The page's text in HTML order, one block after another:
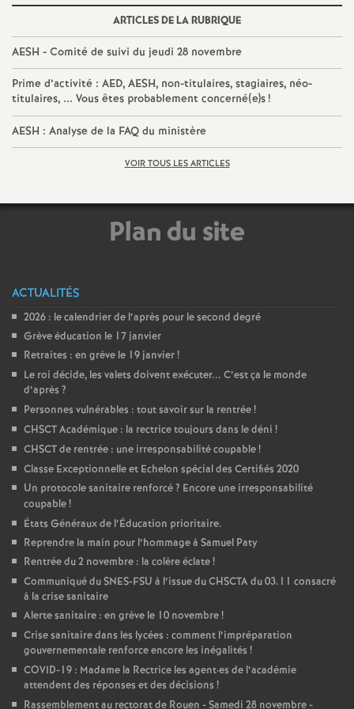
é
O
r
l
é
s
o
u
r
ARTICLES DE LA RUBRIQUE
AESH - Comité de suivi du jeudi 28 novembre
Prime d’activité : AED, AESH, non-titulaires, stagiaires, néo-
titulaires, ... Vous êtes probablement concerné(e)s!
AESH : Analyse de la FAQ du ministère
VOIR TOUS LES ARTICLES
Plan du site
ACTUALITÉS
2026 : le calendrier de l’après pour le second degré
Grève éducation le 17 janvier
Retraites : en grève le 19 janvier!
Le roi décide, les valets doivent exécuter... C’est ça le monde
d’après ?
Personnes vulnérables : tout savoir sur la rentrée!
CHSCT Académique : la rectrice toujours dans le déni !
CHSCT de rentrée : une irresponsabilité coupable!
Classe Exceptionnelle et Echelon spécial des Certifiés 2020
Un protocole sanitaire renforcé? Encore une irresponsabilité
coupable!
États Généraux de l’Éducation prioritaire.
Reprendre la main pour l’hommage à Samuel Paty
Rentrée du 2 novembre : la colère éclate!
Communiqué du SNES-FSU à l’issue du CHSCTA du 03.11 consacré
à la crise sanitaire
Alerte sanitaire : en grève le 10 novembre!
Crise sanitaire dans les lycées : comment l’impréparation
gouvernementale renforce encore les inégalités !
COVID-19 : Madame la Rectrice les agent·es de l’académie
attendent des réponses et des décisions !
Rassemblement au rectorat de Rouen - Samedi 28 novembre -